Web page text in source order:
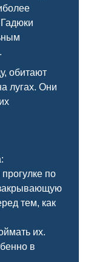
обитают
лугах. Они
по
закрывающую
тем, как
их.
в